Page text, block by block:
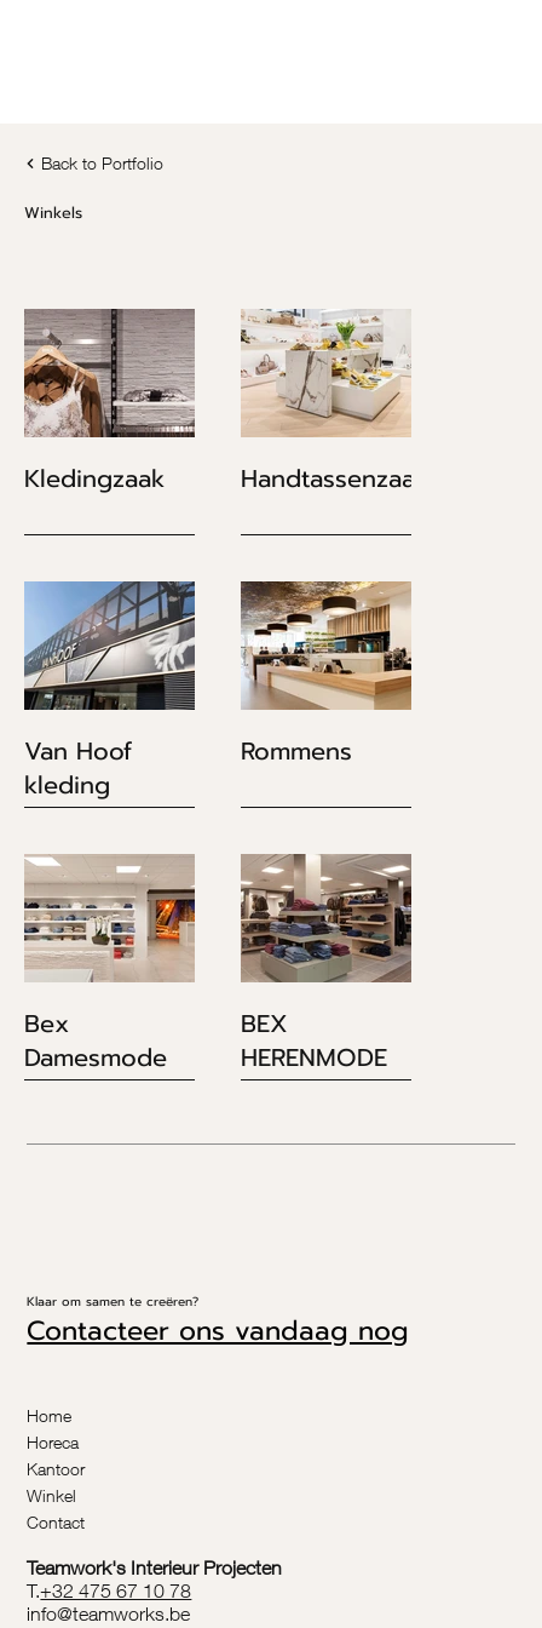
Back to Portfolio
Winkels
Kledingzaak Handtassenzaak
Van Hoof
kleding
Rommens
Bex
Damesmode
BEX
HERENMODE
Klaar om samen te creëren?
Contacteer ons vandaag nog
Home
Horeca
Kantoor
Winkel
Contact
Teamwork's Interieur Projecten
T.+32 475 67 10 78
info@teamworks.be